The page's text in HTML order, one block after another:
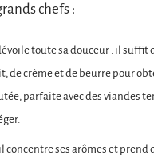
chefs :
toute sa douceur : il suffit
de crème et de beurre pour
parfaite avec des viandes
concentre ses arômes et prend